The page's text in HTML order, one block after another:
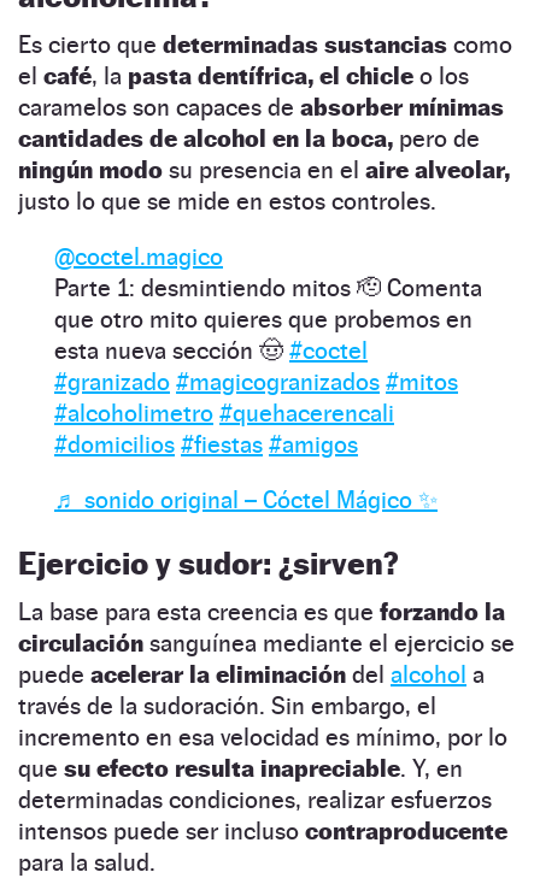
Es cierto que determinadas sustancias como
el café, la pasta dentífrica, el chicle o los
caramelos son capaces de absorber mínimas
cantidades de alcohol en la boca, pero de
ningún modo su presencia en el aire alveolar,
justo lo que se mide en estos controles.
@coctel.magico
Parte 1: desmintiendo mitos 🫡 Comenta
que otro mito quieres que probemos en
esta nueva sección 🤠 #coctel
#granizado #magicogranizados #mitos
#alcoholimetro #quehacerencali
#domicilios #fiestas #amigos
♬ sonido original – Cóctel Mágico ✨
Ejercicio y sudor: ¿sirven?
La base para esta creencia es que forzando la
circulación sanguínea mediante el ejercicio se
puede acelerar la eliminación del alcohol a
través de la sudoración. Sin embargo, el
incremento en esa velocidad es mínimo, por lo
que su efecto resulta inapreciable. Y, en
determinadas condiciones, realizar esfuerzos
intensos puede ser incluso contraproducente
para la salud.